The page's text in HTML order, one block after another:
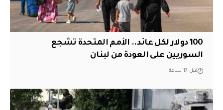
100 دولار لكل عائد.. الأمم المتحدة تشجع
السوريين على العودة من لبنان
قبل 17 ساعة